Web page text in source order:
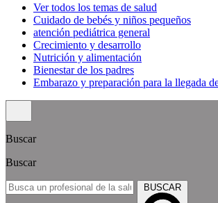
Ver todos los temas de salud
Cuidado de bebés y niños pequeños
atención pediátrica general
Crecimiento y desarrollo
Nutrición y alimentación
Bienestar de los padres
Embarazo y preparación para la llegada
Buscar
Buscar
BUSCAR